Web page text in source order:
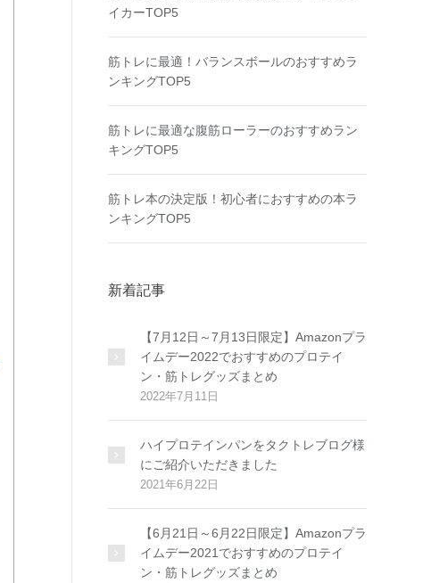
イカーTOP5
筋トレに最適！バランスボールのおすすめラ
ンキングTOP5
筋トレに最適な腹筋ローラーのおすすめラン
キングTOP5
筋トレ本の決定版！初心者におすすめの本ラ
ンキングTOP5
新着記事
【7月12日～7月13日限定】Amazonプラ
イムデー2022でおすすめのプロテイ
ン・筋トレグッズまとめ
2022年7月11日
ハイプロテインパンをタクトレブログ様
にご紹介いただきました
2021年6月22日
【6月21日～6月22日限定】Amazonプラ
イムデー2021でおすすめのプロテイ
ン・筋トレグッズまとめ